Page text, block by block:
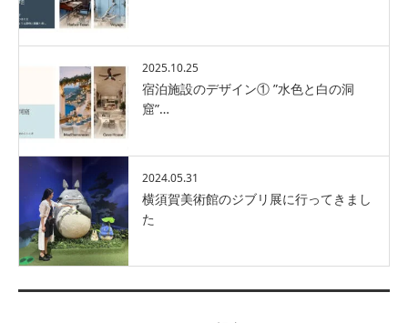
2025.10.25
宿泊施設のデザイン① ”水色と白の洞
窟”…
2024.05.31
横須賀美術館のジブリ展に行ってきまし
た